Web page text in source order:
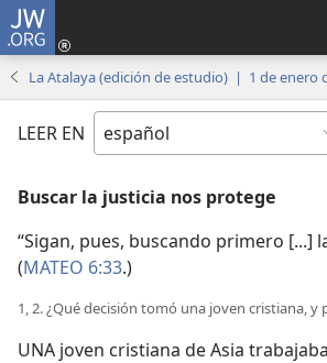
JW.ORG
La Atalaya (edición de estudio) | 1 de enero
LEER EN
Buscar la justicia nos protege
“Sigan, pues, buscando primero [...]
(MATEO 6:33.)
1, 2. ¿Qué decisión tomó una joven cristiana, y
UNA joven cristiana de Asia